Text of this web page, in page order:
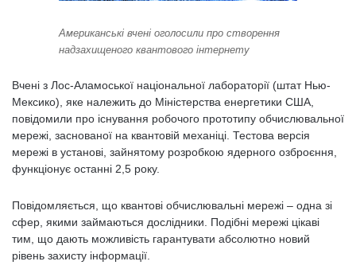
Американські вчені оголосили про створення
надзахищеного квантового інтернету
Вчені з Лос-Аламоської національної лабораторії (штат Нью-
Мексико), яке належить до Міністерства енергетики США,
повідомили про існування робочого прототипу обчислювальної
мережі, заснованої на квантовій механіці. Тестова версія
мережі в установі, зайнятому розробкою ядерного озброєння,
функціонує останні 2,5 року.
Повідомляється, що квантові обчислювальні мережі – одна зі
сфер, якими займаються дослідники. Подібні мережі цікаві
тим, що дають можливість гарантувати абсолютно новий
рівень захисту інформації.